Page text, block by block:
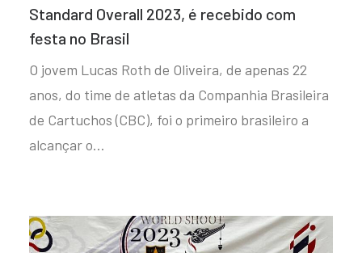
Standard Overall 2023, é recebido com
festa no Brasil
O jovem Lucas Roth de Oliveira, de apenas 22
anos, do time de atletas da Companhia Brasileira
de Cartuchos (CBC), foi o primeiro brasileiro a
alcançar o…